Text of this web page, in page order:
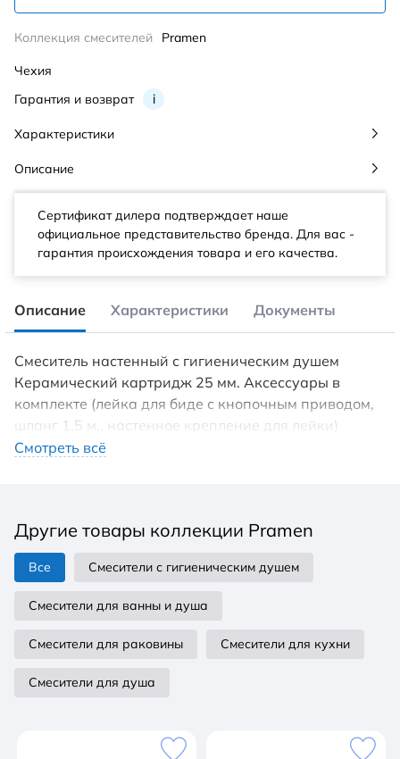
Гарантия и возврат i
Коллекция смесителей Pramen
Чехия
Характеристики
Описание
Сертификат дилера подтверждает наше
официальное представительство бренда. Для вас -
гарантия происхождения товара и его качества.
Описание Характеристики Документы
Смеситель настенный с гигиеническим душем
Керамический картридж 25 мм. Аксессуары в
комплекте (лейка для биде с кнопочным приводом,
шланг 1,5 м., настенное крепление для лейки)
Металлическая рукоятка Цвет изделия: хром
Смотреть всё
Другие товары коллекции Pramen
Все Смесители с гигиеническим душем
Смесители для ванны и душа
Смесители для раковины Смесители для кухни
Смесители для душа